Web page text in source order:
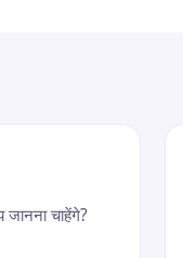
चाहेंगे?